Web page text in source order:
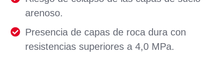
arenoso.
Presencia de capas de roca dura con
resistencias superiores a 4,0 MPa.